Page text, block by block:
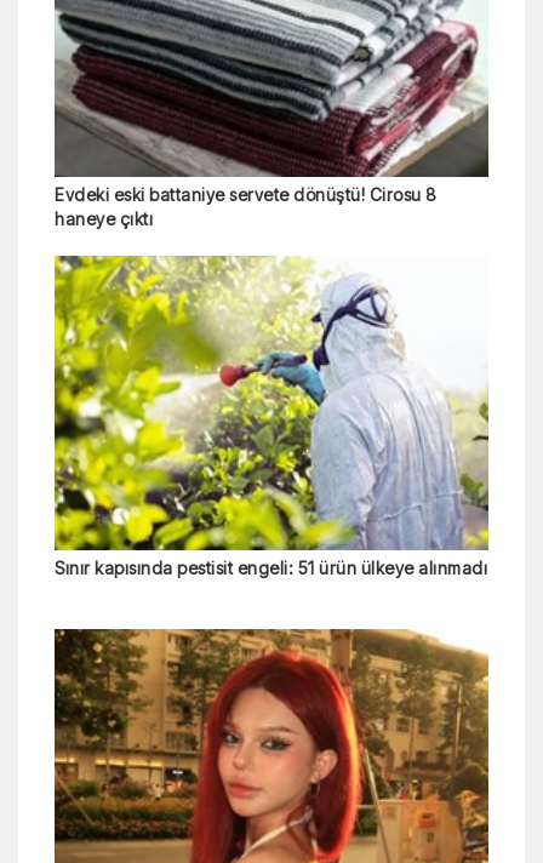
Evdeki eski battaniye servete dönüştü! Cirosu 8
haneye çıktı
Sınır kapısında pestisit engeli: 51 ürün ülkeye alınmadı